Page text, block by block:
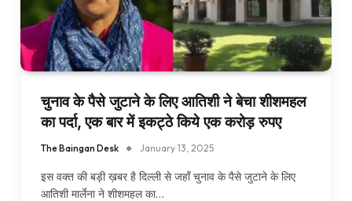
चुनाव के पैसे जुटाने के लिए आतिशी ने बेचा शीशमहल
का पर्दा, एक बार में इकट्ठे किये एक करोड़ रुपए
The Baingan Desk January 13, 2025
इस वक्त की बड़ी ख़बर है दिल्ली से जहाँ चुनाव के पैसे जुटाने के लिए
आतिशी मार्लेना ने शीशमहल का…